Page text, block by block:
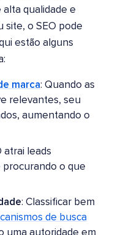
qualidade e
site, o SEO pode
estão alguns
marca: Quando as
relevantes, seu
aumentando o
atrai leads
procurando o que
: Classificar bem
de busca